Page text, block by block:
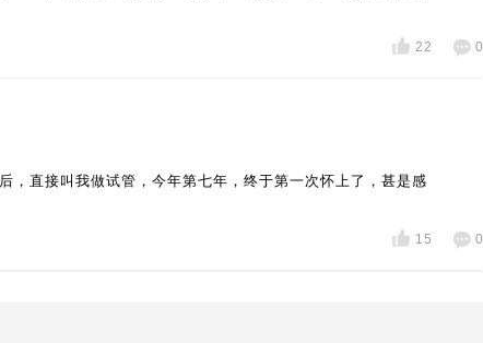
22 0
，直接叫我做试管，今年第七年，终于第一次怀上了，甚是感
15 0